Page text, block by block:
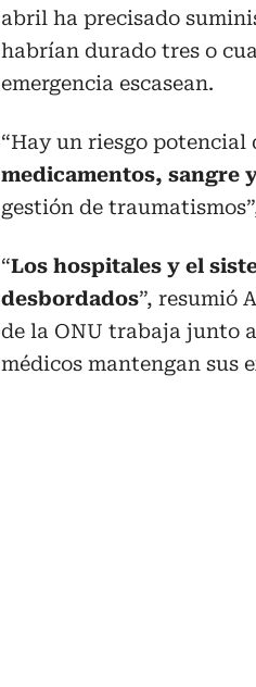
abril ha precisado
habrían durado tres o
emergencia escasean.
“Hay un riesgo potencial
medicamentos, sangre
gestión de
“Los hospitales y el
desbordados”, resumió
de la ONU trabaja junto
médicos mantengan sus